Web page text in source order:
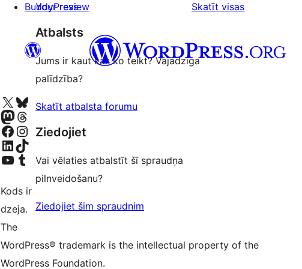
star
Your review Skatīt visasatsauksmes
Atbalsts
Jums ir kaut kas ko teikt? Vajadzīga
palīdzība?
Skatīt atbalsta forumu
Ziedojiet
Vai vēlaties atbalstīt šī spraudņa
pilnveidošanu?
Ziedojiet šim spraudnim
BuddyPress
Apmeklējiet mūsu X (agrāk Twitter) kontu
Apmeklējiet mūsu Bluesky kontu
Apmeklējiet mūsu Mastodon kontu
Apmeklējiet mūsu Threads kontu
Apmeklējiet mūsu Facebook lapuApmeklējiet mūsu Instagram kontu
Apmeklējiet mūsu LinkedIn kontuApmeklējiet mūsu TikTok kontu
Apmeklējiet mūsu YouTube kanālu
Apmeklējiet mūsu Tumblr kontu
Kods ir
dzeja.
The
WordPress® trademark is the intellectual property of the
WordPress Foundation.